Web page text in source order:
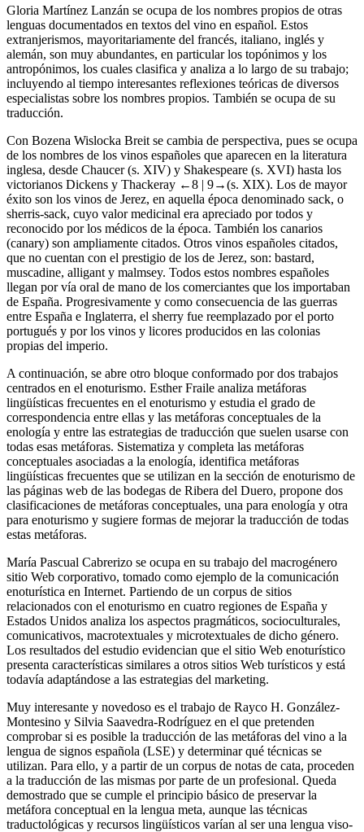
Gloria Martínez Lanzán se ocupa de los nombres propios de otras
lenguas documentados en textos del vino en español. Estos
extranjerismos, mayoritariamente del francés, italiano, inglés y
alemán, son muy abundantes, en particular los topónimos y los
antropónimos, los cuales clasifica y analiza a lo largo de su trabajo;
incluyendo al tiempo interesantes reflexiones teóricas de diversos
especialistas sobre los nombres propios. También se ocupa de su
traducción.
Con Bozena Wislocka Breit se cambia de perspectiva, pues se ocupa
de los nombres de los vinos españoles que aparecen en la literatura
inglesa, desde Chaucer (s. XIV) y Shakespeare (s. XVI) hasta los
victorianos Dickens y Thackeray ←8 | 9→(s. XIX). Los de mayor
éxito son los vinos de Jerez, en aquella época denominado sack, o
sherris-sack, cuyo valor medicinal era apreciado por todos y
reconocido por los médicos de la época. También los canarios
(canary) son ampliamente citados. Otros vinos españoles citados,
que no cuentan con el prestigio de los de Jerez, son: bastard,
muscadine, alligant y malmsey. Todos estos nombres españoles
llegan por vía oral de mano de los comerciantes que los importaban
de España. Progresivamente y como consecuencia de las guerras
entre España e Inglaterra, el sherry fue reemplazado por el porto
portugués y por los vinos y licores producidos en las colonias
propias del imperio.
A continuación, se abre otro bloque conformado por dos trabajos
centrados en el enoturismo. Esther Fraile analiza metáforas
lingüísticas frecuentes en el enoturismo y estudia el grado de
correspondencia entre ellas y las metáforas conceptuales de la
enología y entre las estrategias de traducción que suelen usarse con
todas esas metáforas. Sistematiza y completa las metáforas
conceptuales asociadas a la enología, identifica metáforas
lingüísticas frecuentes que se utilizan en la sección de enoturismo de
las páginas web de las bodegas de Ribera del Duero, propone dos
clasificaciones de metáforas conceptuales, una para enología y otra
para enoturismo y sugiere formas de mejorar la traducción de todas
estas metáforas.
María Pascual Cabrerizo se ocupa en su trabajo del macrogénero
sitio Web corporativo, tomado como ejemplo de la comunicación
enoturística en Internet. Partiendo de un corpus de sitios
relacionados con el enoturismo en cuatro regiones de España y
Estados Unidos analiza los aspectos pragmáticos, socioculturales,
comunicativos, macrotextuales y microtextuales de dicho género.
Los resultados del estudio evidencian que el sitio Web enoturístico
presenta características similares a otros sitios Web turísticos y está
todavía adaptándose a las estrategias del marketing.
Muy interesante y novedoso es el trabajo de Rayco H. González-
Montesino y Silvia Saavedra-Rodríguez en el que pretenden
comprobar si es posible la traducción de las metáforas del vino a la
lengua de signos española (LSE) y determinar qué técnicas se
utilizan. Para ello, y a partir de un corpus de notas de cata, proceden
a la traducción de las mismas por parte de un profesional. Queda
demostrado que se cumple el principio básico de preservar la
metáfora conceptual en la lengua meta, aunque las técnicas
traductológicas y recursos lingüísticos varían al ser una lengua viso-